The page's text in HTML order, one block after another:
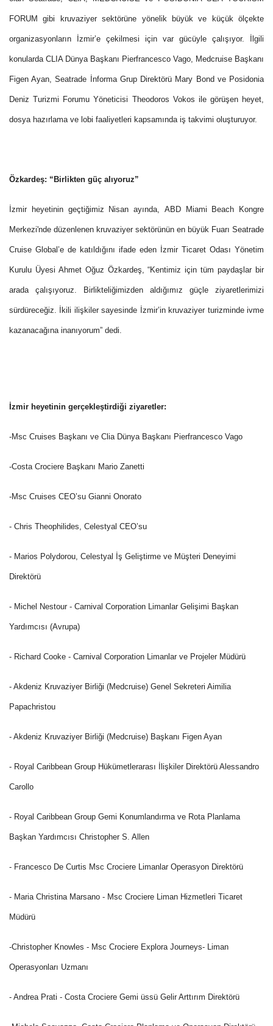
FORUM gibi kruvaziyer sektörüne yönelik büyük ve küçük ölçekte
organizasyonların İzmir’e çekilmesi için var gücüyle çalışıyor. İlgili
konularda CLIA Dünya Başkanı Pierfrancesco Vago, Medcruise Başkanı
Figen Ayan, Seatrade İnforma Grup Direktörü Mary Bond ve Posidonia
Deniz Turizmi Forumu Yöneticisi Theodoros Vokos ile görüşen heyet,
dosya hazırlama ve lobi faaliyetleri kapsamında iş takvimi oluşturuyor.
Özkardeş: “Birlikten güç alıyoruz”
İzmir heyetinin geçtiğimiz Nisan ayında, ABD Miami Beach Kongre
Merkezi'nde düzenlenen kruvaziyer sektörünün en büyük Fuarı Seatrade
Cruise Global’e de katıldığını ifade eden İzmir Ticaret Odası Yönetim
Kurulu Üyesi Ahmet Oğuz Özkardeş, “Kentimiz için tüm paydaşlar bir
arada çalışıyoruz. Birlikteliğimizden aldığımız güçle ziyaretlerimizi
sürdüreceğiz. İkili ilişkiler sayesinde İzmir’in kruvaziyer turizminde ivme
kazanacağına inanıyorum” dedi.
İzmir heyetinin gerçekleştirdiği ziyaretler:
-Msc Cruises Başkanı ve Clia Dünya Başkanı Pierfrancesco Vago
-Costa Crociere Başkanı Mario Zanetti
-Msc Cruises CEO’su Gianni Onorato
- Chris Theophilides, Celestyal CEO’su
- Marios Polydorou, Celestyal İş Geliştirme ve Müşteri Deneyimi
Direktörü
- Michel Nestour - Carnival Corporation Limanlar Gelişimi Başkan
Yardımcısı (Avrupa)
- Richard Cooke - Carnival Corporation Limanlar ve Projeler Müdürü
- Akdeniz Kruvaziyer Birliği (Medcruise) Genel Sekreteri Aimilia
Papachristou
- Akdeniz Kruvaziyer Birliği (Medcruise) Başkanı Figen Ayan
- Royal Caribbean Group Hükümetlerarası İlişkiler Direktörü Alessandro
Carollo
- Royal Caribbean Group Gemi Konumlandırma ve Rota Planlama
Başkan Yardımcısı Christopher S. Allen
- Francesco De Curtis Msc Crociere Limanlar Operasyon Direktörü
- Maria Christina Marsano - Msc Crociere Liman Hizmetleri Ticaret
Müdürü
-Christopher Knowles - Msc Crociere Explora Journeys- Liman
Operasyonları Uzmanı
- Andrea Prati - Costa Crociere Gemi üssü Gelir Arttırım Direktörü